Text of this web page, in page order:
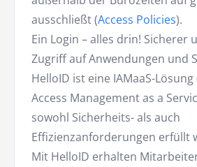
ausschließt (Access Policies).
Ein Login – alles drin! Sicherer
Zugriff auf Anwendungen und
HelloID ist eine IAMaaS-
Access Management as a
sowohl Sicherheits- als auch
Effizienzanforderungen erfüllt
Mit HelloID erhalten